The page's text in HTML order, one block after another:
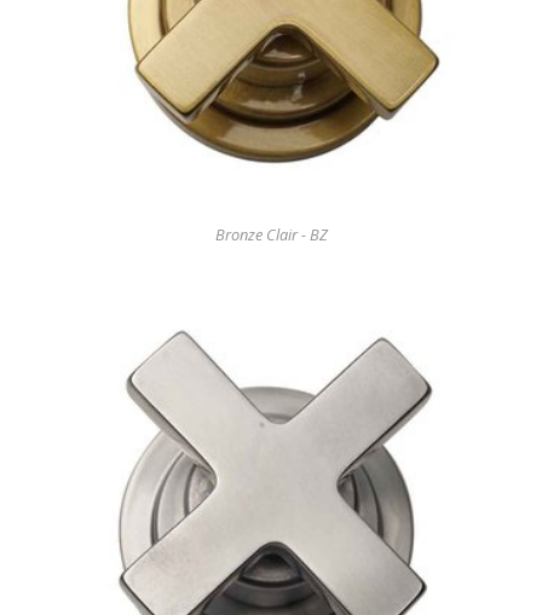
Bronze Clair - BZ